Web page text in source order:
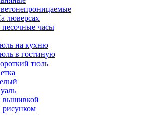
люверсах
часы
на кухню
в гостиную
тюль
вышивкой
рисунком